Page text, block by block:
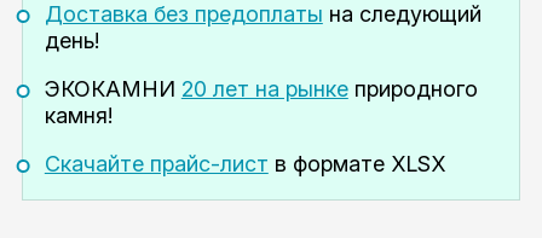
Доставка без предоплаты на следующий
день!
ЭКОКАМНИ 20 лет на рынкеприродного
камня!
Скачайте прайс-лист в формате XLSX